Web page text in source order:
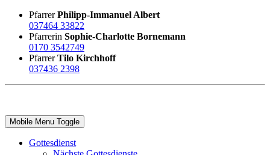
PfarrerPhilipp-Immanuel Albert
037464 33822
Pfarrerin Sophie-Charlotte Bornemann
0170 3542749
PfarrerTilo Kirchhoff
037436 2398
Mobile Menu Toggle
Gottesdienst